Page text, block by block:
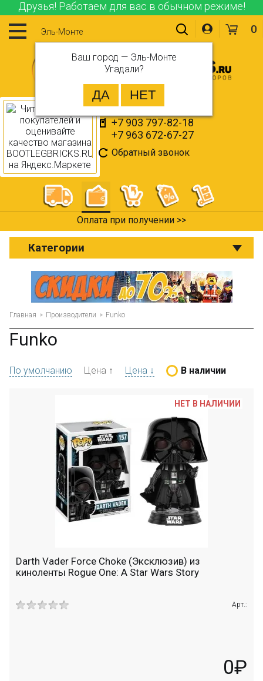
Друзья! Работаем для вас в обычном режиме!
Эль-Монте
Ваш город — Эль-Монте
Угадали?
+7 903 797-82-18
+7 963 672-67-27
Обратный звонок
0
Оплата при получении >>
Категории
Главная Производители Funko
Funko
По умолчанию Цена ↑ Цена ↓ В наличии
Darth Vader Force Choke (Эксклюзив) из
киноленты Rogue One: A Star Wars Story
Арт.:
0₽
НЕТ В НАЛИЧИИ